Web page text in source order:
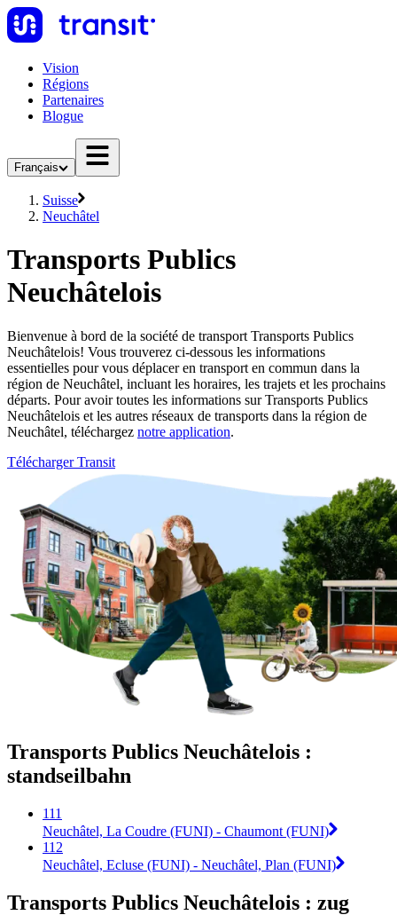
Vision
Régions
Partenaires
Blogue
Français
Suisse
Neuchâtel
Transports Publics
Neuchâtelois
Bienvenue à bord de la société de transport Transports Publics
Neuchâtelois! Vous trouverez ci-dessous les informations
essentielles pour vous déplacer en transport en commun dans la
région de Neuchâtel, incluant les horaires, les trajets et les prochains
départs. Pour avoir toutes les informations sur Transports Publics
Neuchâtelois et les autres réseaux de transports dans la région de
Neuchâtel, téléchargez notre application.
Télécharger Transit
Transports Publics Neuchâtelois :
standseilbahn
111
Neuchâtel, La Coudre (FUNI) - Chaumont (FUNI)
112
Neuchâtel, Ecluse (FUNI) - Neuchâtel, Plan (FUNI)
Transports Publics Neuchâtelois : zug